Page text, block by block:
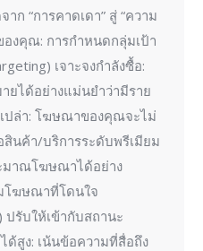
ก “การคาดเดา” สู่ “ความ
งคุณ: การกำหนดกลุ่มเป้า
เจาะจงกำลังซื้อ:
ยได้อย่างแม่นยำว่ามีราย
ปล่า: โฆษณาของคุณจะไม่
นค้า/บริการระดับพรีเมียม
าณโฆษณาได้อย่าง
โฆษณาที่โดนใจ
ปรับให้เข้ากับสถานะ
ด้สูง: เน้นข้อความที่สื่อถึง